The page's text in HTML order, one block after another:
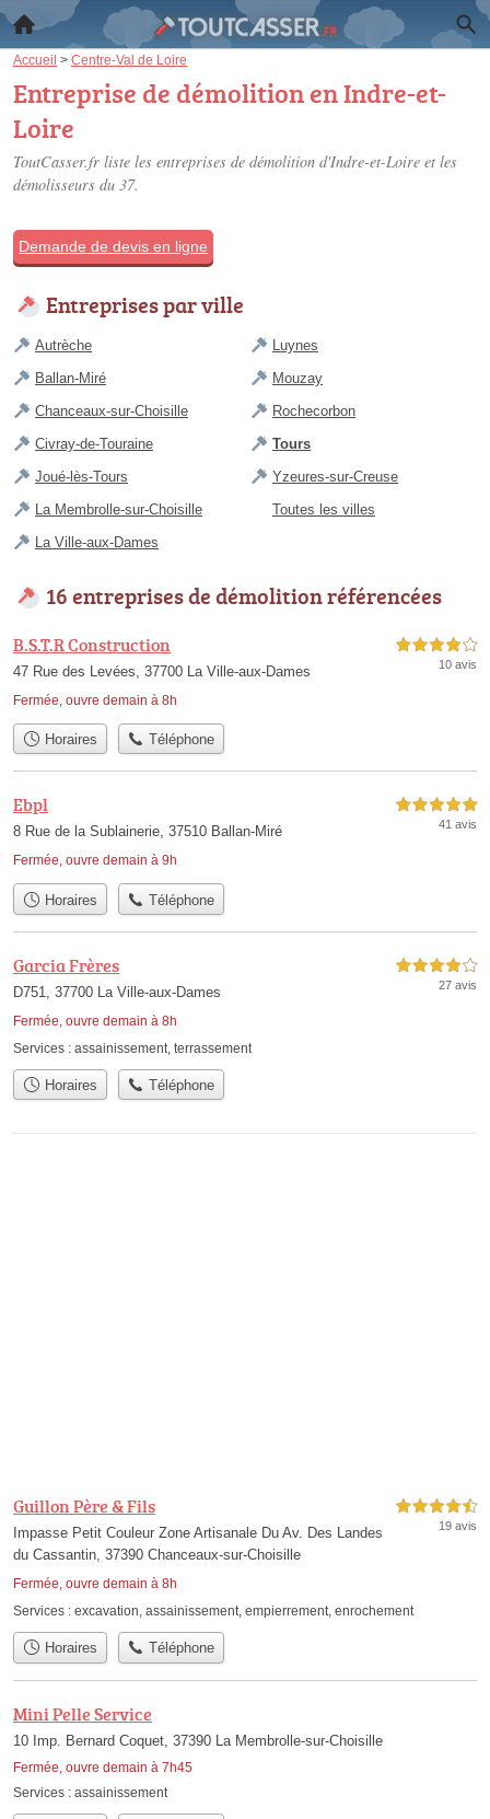
Accueil > Centre-Val de Loire
Entreprise de démolition en Indre-et-
Loire
ToutCasser.fr liste les entreprises de démolition d'Indre-et-Loire et les
démolisseurs du 37.
Demande de devis en ligne
Entreprises par ville
Autrèche
Ballan-Miré
Chanceaux-sur-Choisille
Civray-de-Touraine
Joué-lès-Tours
La Membrolle-sur-Choisille
La Ville-aux-Dames
Luynes
Mouzay
Rochecorbon
Tours
Yzeures-sur-Creuse
Toutes les villes
16 entreprises de démolition référencées
B.S.T.R Construction
47 Rue des Levées, 37700 La Ville-aux-Dames
Fermée, ouvre demain à 8h
4,0 étoiles sur 5
10 avis
Horaires Téléphone
Ebpl
8 Rue de la Sublainerie, 37510 Ballan-Miré
Fermée, ouvre demain à 9h
5,0 étoiles sur 5
41 avis
Horaires Téléphone
Garcia Frères
D751, 37700 La Ville-aux-Dames
Fermée, ouvre demain à 8h
4,0 étoiles sur 5
27 avis
Services : assainissement terrassement
Horaires Téléphone
Guillon Père & Fils
Impasse Petit Couleur Zone Artisanale Du Av. Des Landes
du Cassantin, 37390 Chanceaux-sur-Choisille
Fermée, ouvre demain à 8h
4,5 étoiles sur 5
19 avis
Services : excavation, assainissement, empierrement, enrochement
Horaires Téléphone
Mini Pelle Service
10 Imp. Bernard Coquet, 37390 La Membrolle-sur-Choisille
Fermée, ouvre demain à 7h45
Services : assainissement